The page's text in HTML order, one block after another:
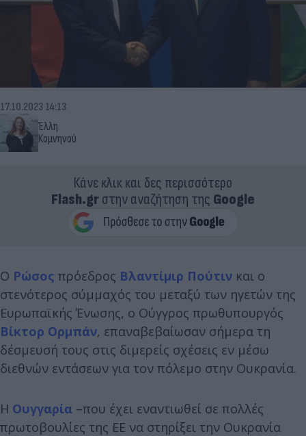
Έλλη
Κομνηνού
17.10.2023 14:13
Κάνε κλικ και δες περισσότερο
Flash.grστην αναζήτηση της Google
Ο Ρώσος πρόεδρος Βλαντίμιρ Πούτιν και ο
στενότερος σύμμαχός του μεταξύ των ηγετών της
Ευρωπαϊκής Ένωσης, ο Ούγγρος πρωθυπουργός
Βίκτορ Ορμπάν, επαναβεβαίωσαν σήμερα τη
δέσμευσή τους στις διμερείς σχέσεις εν μέσω
διεθνών εντάσεων για τον πόλεμο στην Ουκρανία.
Η Ουγγαρία –που έχει εναντιωθεί σε πολλές
πρωτοβουλίες της ΕΕ να στηρίξει την Ουκρανία